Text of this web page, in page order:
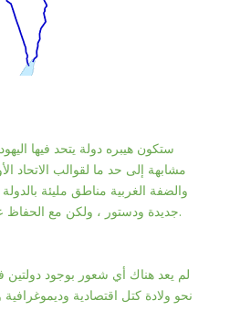
مشابهة إلى حد ما لقوالب الاتحاد
والضفة الغربية مناطق مليئة
جديدة ودستور ، ولكن مع الحفاظ على هويتهم الثقافية الخاصة.
نحو ولادة كتل اقتصادية